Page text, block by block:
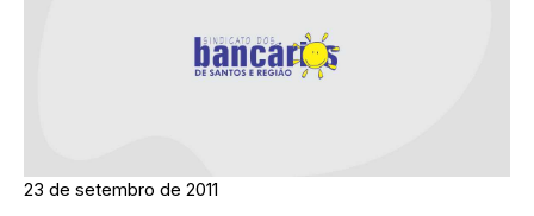
23 de setembro de 2011